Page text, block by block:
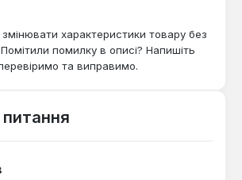
характеристики товару без
помилку в описі? Напишіть
та виправимо.
питання